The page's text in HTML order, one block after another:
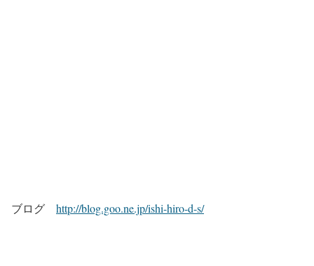
ブログ http://blog.goo.ne.jp/ishi-hiro-d-s/